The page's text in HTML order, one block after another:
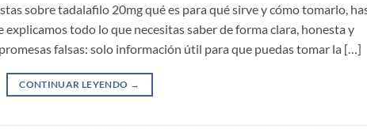
sobre tadalafilo 20mg qué es para qué sirve y cómo tomarlo,
todo lo que necesitas saber de forma clara, honesta y
falsas: solo información útil para que puedas tomar la […]
CONTINUAR LEYENDO →